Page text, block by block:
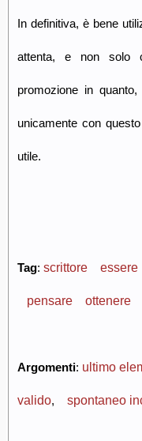
In definitiva, è bene
attenta, e non solo
promozione in
unicamente con
utile.
Tag: scrittore essere
pensare ottenere
Argomenti: ultimo
valido, spontaneo